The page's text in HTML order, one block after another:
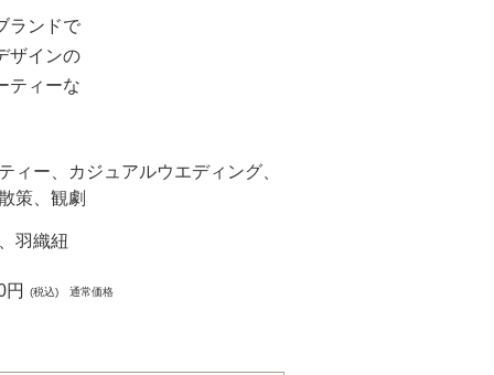
ランドで
ザインの
ティーな
ィー、カジュアルウエディング、
策、観劇
羽織紐
円 (税込) 通常価格